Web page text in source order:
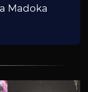
Madoka